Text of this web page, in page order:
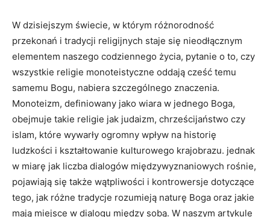
W ⁤dzisiejszym świecie, ​w którym ​różnorodność
przekonań i tradycji religijnych staje ⁢się nieodłącznym
elementem naszego codziennego życia, pytanie o to, czy
wszystkie ⁣religie‌ monoteistyczne oddają cześć temu
samemu Bogu, ⁤nabiera szczególnego ‍znaczenia.
Monoteizm, definiowany ​jako wiara w jednego ⁣Boga,
obejmuje takie​ religie jak judaizm, chrześcijaństwo czy
islam, które wywarły​ ogromny ⁢wpływ⁣ na ​historię
‍ludzkości ⁣i kształtowanie kulturowego krajobrazu. jednak⁣
w miarę jak liczba ⁢dialogów międzywyznaniowych rośnie,
pojawiają się​ także wątpliwości i⁣ kontrowersje dotyczące ​
tego, jak⁣ różne tradycje rozumieją‍ naturę Boga oraz jakie
mają miejsce w dialogu między sobą. W naszym⁣ artykule